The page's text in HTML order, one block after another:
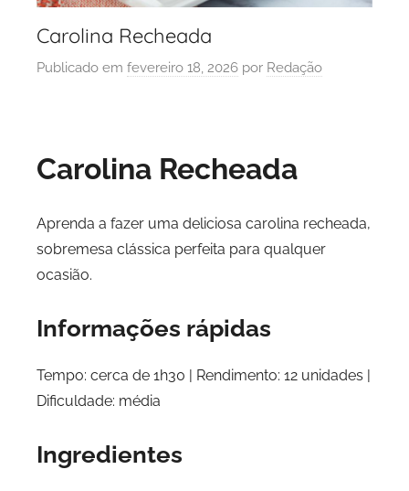
Carolina Recheada
Publicado em fevereiro 18, 2026 por Redação
Carolina Recheada
Aprenda a fazer uma deliciosa carolina recheada,
sobremesa clássica perfeita para qualquer
ocasião.
Informações rápidas
Tempo: cerca de 1h30 | Rendimento: 12 unidades |
Dificuldade: média
Ingredientes